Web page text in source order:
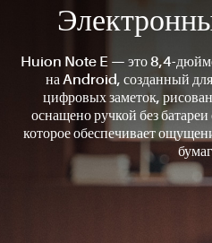
Huion Note E — это 8,4-
на Android, созданный
цифровых заметок,
оснащено ручкой без
которое обеспечивает